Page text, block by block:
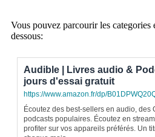
Vous pouvez parcourir les
dessous:
Audible | Livres audio &
jours d'essai gratuit
https://www.amazon.fr/dp/
Écoutez des best-sellers en audio, des
podcasts populaires. Écoutez en
profiter sur vos appareils préférés. Un